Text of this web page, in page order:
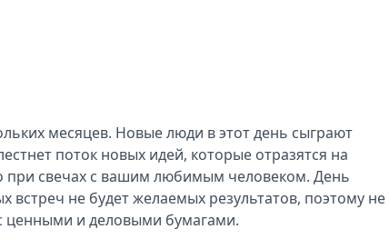
месяцев. Новые люди в этот день сыграют
поток новых идей, которые отразятся на
при свечах с вашим любимым человеком. День
не будет желаемых результатов, поэтому не
ценными и деловыми бумагами.